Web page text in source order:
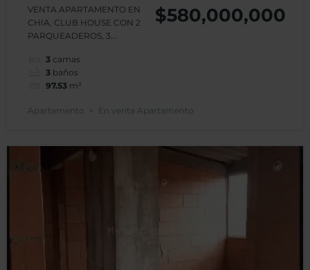
Apartamento
AQUA CHIA
VENTA APARTAMENTO EN
CHIA, CLUB HOUSE CON 2
PARQUEADEROS, 3...
3 camas
3 baños
97.53 m²
$580,000,000
Apartamento En venta Apartamento